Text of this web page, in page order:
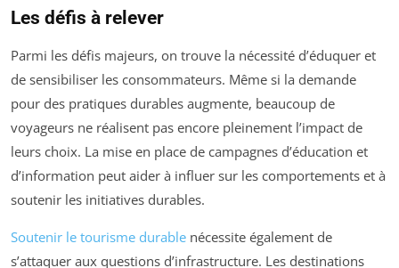
Les défis à relever
Parmi les défis majeurs, on trouve la nécessité d’éduquer et
de sensibiliser les consommateurs. Même si la demande
pour des pratiques durables augmente, beaucoup de
voyageurs ne réalisent pas encore pleinement l’impact de
leurs choix. La mise en place de campagnes d’éducation et
d’information peut aider à influer sur les comportements et à
soutenir les initiatives durables.
Soutenir le tourisme durable nécessite également de
s’attaquer aux questions d’infrastructure. Les destinations